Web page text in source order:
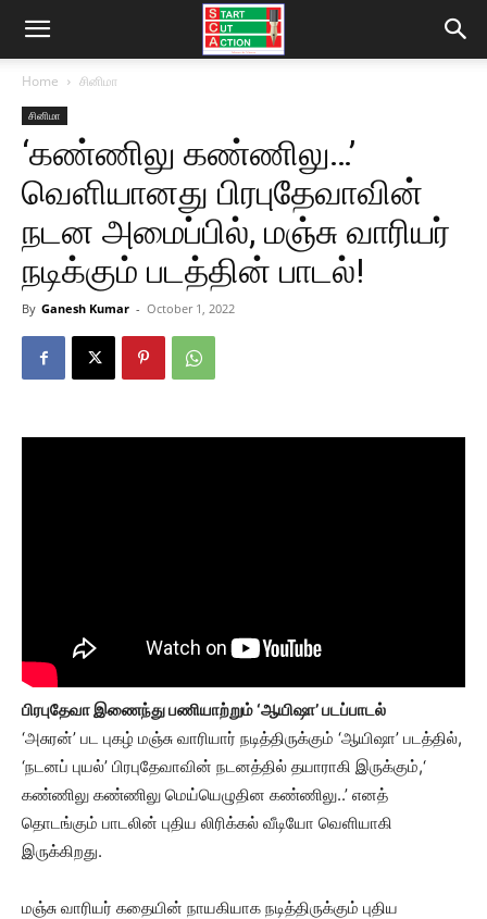
Home சினிமா
சினிமா
‘கண்ணிலு கண்ணிலு…’
வெளியானது பிரபுதேவாவின்
நடன அமைப்பில், மஞ்சு வாரியர்
நடிக்கும் படத்தின் பாடல்!
By Ganesh Kumar - October 1, 2022
பிரபுதேவா இணைந்து பணியாற்றும் ‘ஆயிஷா’ படப்பாடல்
‘அசுரன்’ பட புகழ் மஞ்சு வாரியார் நடித்திருக்கும் ‘ஆயிஷா’ படத்தில்,
‘நடனப் புயல்’ பிரபுதேவாவின் நடனத்தில் தயாராகி இருக்கும்,‘
கண்ணிலு கண்ணிலு மெய்யெழுதின கண்ணிலு..’ எனத்
தொடங்கும் பாடலின் புதிய லிரிக்கல் வீடியோ வெளியாகி
இருக்கிறது.
மஞ்சு வாரியர் கதையின் நாயகியாக நடித்திருக்கும் புதிய